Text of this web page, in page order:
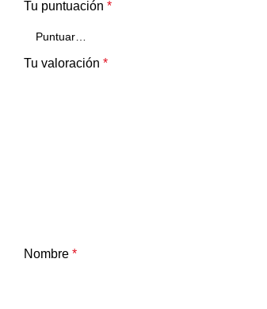
Tu puntuación *
Tu valoración *
Nombre *